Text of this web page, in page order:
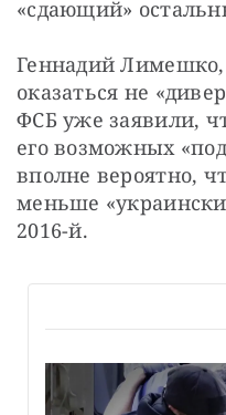
«сдающий»
Геннадий
оказаться не
ФСБ уже заявили,
его возможных
вполне вероятно,
меньше
2016-й.